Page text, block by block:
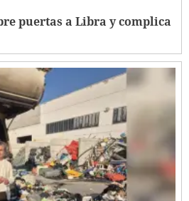
puertas a Libra y complica